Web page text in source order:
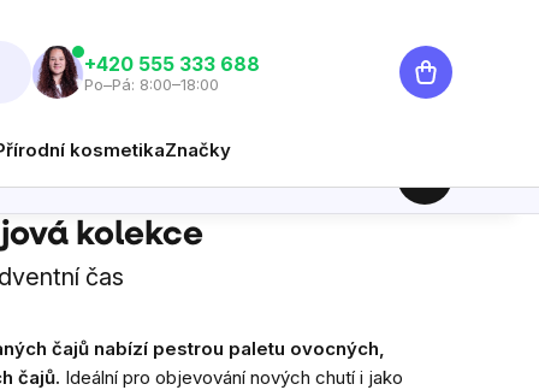
‭+420 555 333 688
Po–Pá: 8:00–18:00
Nákupní
košík
kosmetikaZnačky
kolekce
čas
čajů nabízí pestrou paletu ovocných,
čajů. Ideální pro objevování nových chutí i jako
Měrná cena: